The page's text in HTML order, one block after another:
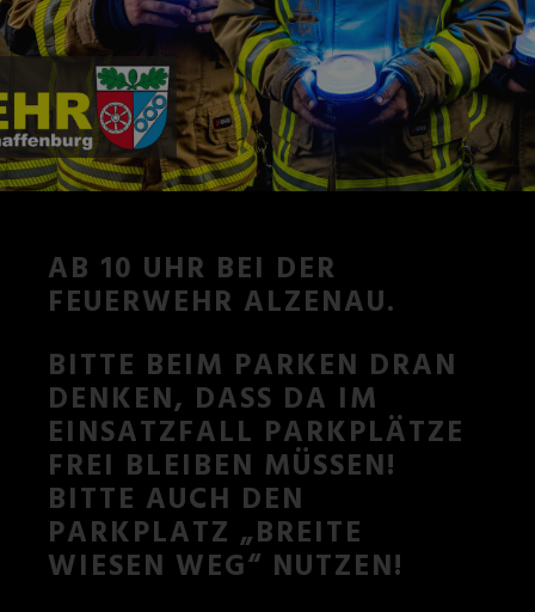
AB 10 UHR BEI DER
FEUERWEHR ALZENAU.
BITTE BEIM PARKEN DRAN
DENKEN, DASS DA IM E
INSATZFALL PARKPLÄTZE F
REI BLEIBEN MÜSSEN! B
ITTE AUCH DEN P
ARKPLATZ „BREITE W
IESEN WEG“ NUTZEN!